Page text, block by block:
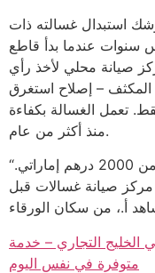
3، كان على وشك استبدال غسالته ذات
سنوات عندما بدأ قاطع
صيانة محلي لأخذ رأي
– إصلاح استغرق
إماراتيًا فقط. تعمل الغسالة بكفاءة
منذ أكثر من عام.
“وفرت لي تلك المكالمة الواحدة أكثر من 2000 درهم إماراتي.
مركز صيانة غسالات قبل
أ.، من سكان الورقاء
الخليج التجاري – خدمة
متوفرة في نفس اليوم